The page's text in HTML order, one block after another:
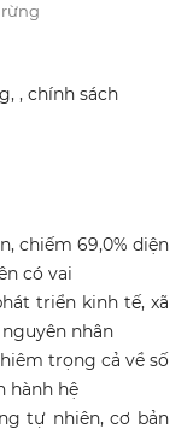
, chính sách
chiếm 69,0% diện
có vai
triển kinh tế, xã
nhân
trọng cả về số
hành hệ
tự nhiên, cơ bản